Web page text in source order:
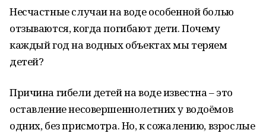
Несчастные случаи на воде особенной болью
отзываются, когда погибают дети. Почему
каждый год на водных объектах мы теряем
детей?
Причина гибели детей на воде известна – это
оставление несовершеннолетних у водоёмов
одних, без присмотра. Но, к сожалению, взрослые